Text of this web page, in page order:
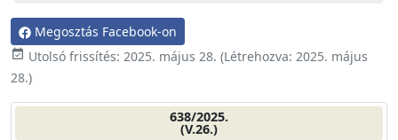
Megosztás Facebook-on
event_available Utolsó frissítés: 2025. május 28. (Létrehozva: 2025. május
28.)
638/2025.
(V.26.)